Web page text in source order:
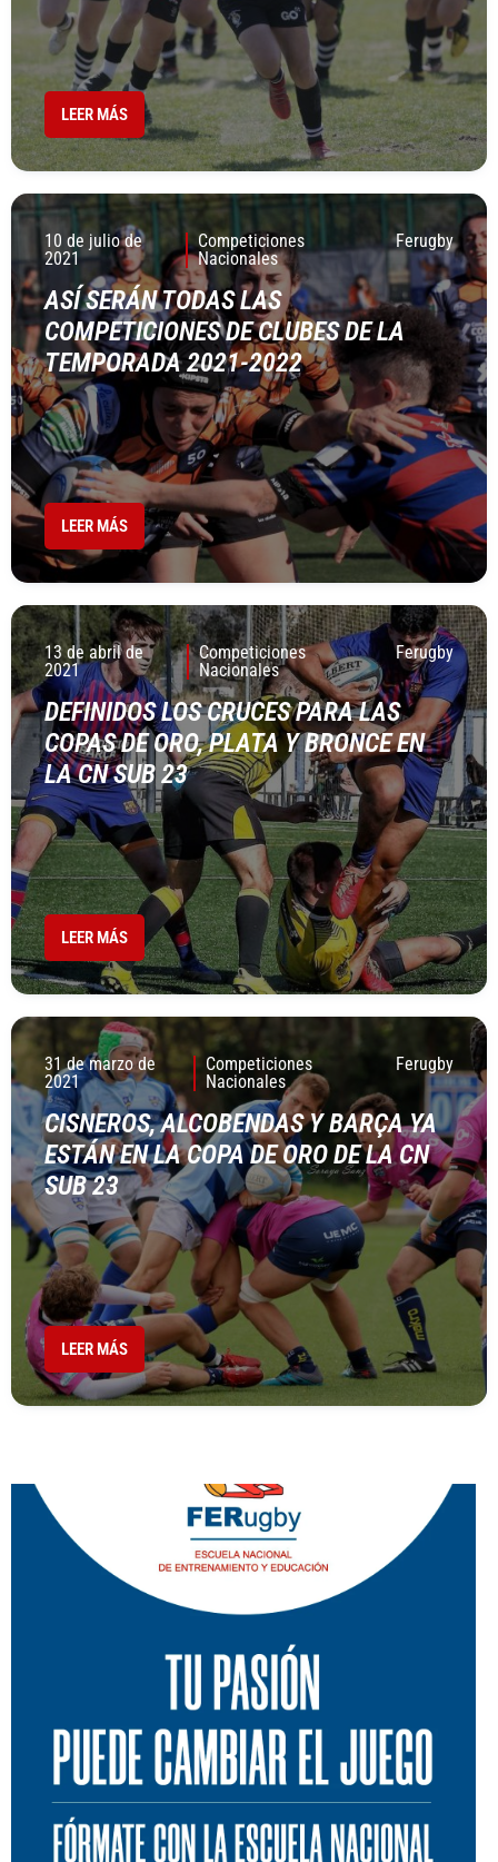
LEER MÁS
10 de julio de
2021
Competiciones
Nacionales
Ferugby
ASÍ SERÁN TODAS LAS
COMPETICIONES DE CLUBES DE LA
TEMPORADA 2021-2022
LEER MÁS
13 de abril de
2021
Competiciones
Nacionales
Ferugby
DEFINIDOS LOS CRUCES PARA LAS
COPAS DE ORO, PLATA Y BRONCE EN
LA CN SUB 23
LEER MÁS
31 de marzo de
2021
Competiciones
Nacionales
Ferugby
CISNEROS, ALCOBENDAS Y BARÇA YA
ESTÁN EN LA COPA DE ORO DE LA CN
SUB 23
LEER MÁS